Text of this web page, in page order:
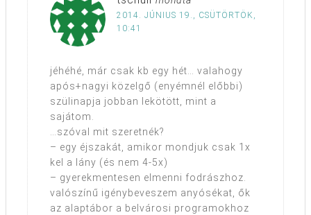
2014. JÚNIUS 19., CSÜTÖRTÖK,
10:41
jéhéhé, már csak kb egy hét… valahogy
após+nagyi közelgő (enyémnél előbbi)
szülinapja jobban lekötött, mint a
sajátom.
…szóval mit szeretnék?
– egy éjszakát, amikor mondjuk csak 1x
kel a lány (és nem 4-5x)
– gyerekmentesen elmenni fodrászhoz.
valószínű igénybeveszem anyósékat, ők
az alaptábor a belvárosi programokhoz